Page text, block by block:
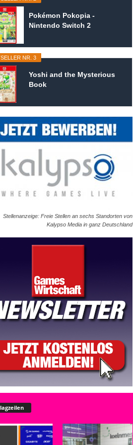
Pokémon Pokopia -
Nintendo Switch 2
NR. 3
Yoshi and the Mysterious
Book
Stellenanzeige: Freie Stellen an sechs Standorten von
Kalypso Media in ganz Deutschland